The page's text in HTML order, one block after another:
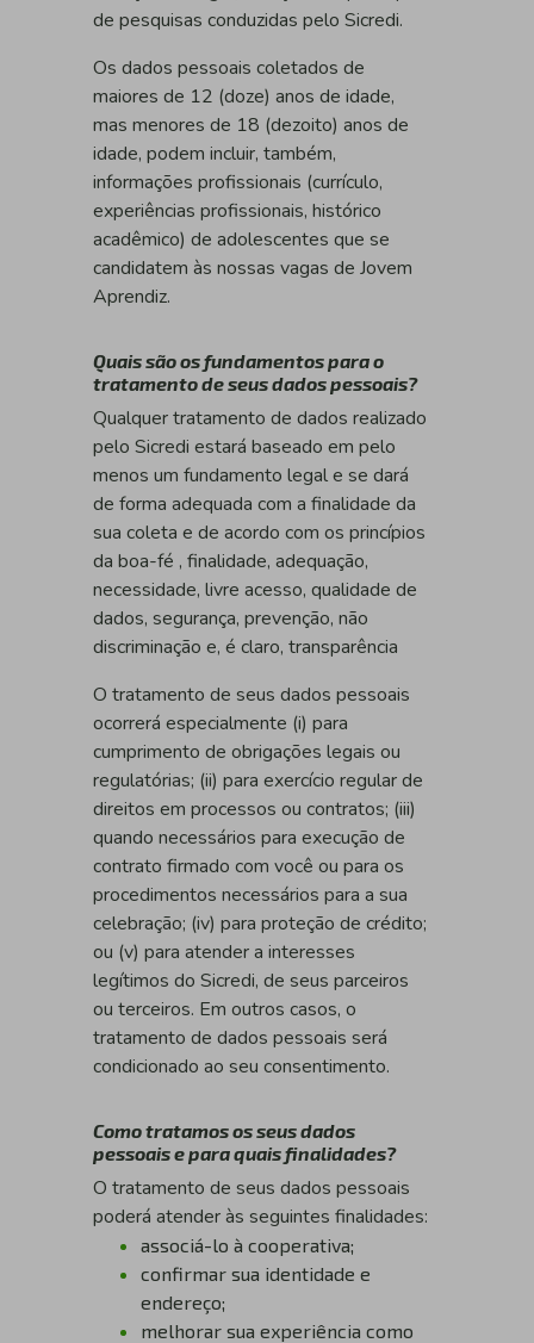
de pesquisas conduzidas pelo Sicredi.
Os dados pessoais coletados de
maiores de 12 (doze) anos de idade,
mas menores de 18 (dezoito) anos de
idade, podem incluir, também,
informações profissionais (currículo,
experiências profissionais, histórico
acadêmico) de adolescentes que se
candidatem às nossas vagas de Jovem
Aprendiz.
Quais são os fundamentos para o
tratamento de seus dados pessoais?
Qualquer tratamento de dados realizado
pelo Sicredi estará baseado em pelo
menos um fundamento legal e se dará
de forma adequada com a finalidade da
sua coleta e de acordo com os princípios
da boa-fé , finalidade, adequação,
necessidade, livre acesso, qualidade de
dados, segurança, prevenção, não
discriminação e, é claro, transparência
O tratamento de seus dados pessoais
ocorrerá especialmente (i) para
cumprimento de obrigações legais ou
regulatórias; (ii) para exercício regular de
direitos em processos ou contratos; (iii)
quando necessários para execução de
contrato firmado com você ou para os
procedimentos necessários para a sua
celebração; (iv) para proteção de crédito;
ou (v) para atender a interesses
legítimos do Sicredi, de seus parceiros
ou terceiros. Em outros casos, o
tratamento de dados pessoais será
condicionado ao seu consentimento.
Como tratamos os seus dados
pessoais e para quais finalidades?
O tratamento de seus dados pessoais
poderá atender às seguintes finalidades:
associá-lo à cooperativa;
confirmar sua identidade e
endereço;
melhorar sua experiência como